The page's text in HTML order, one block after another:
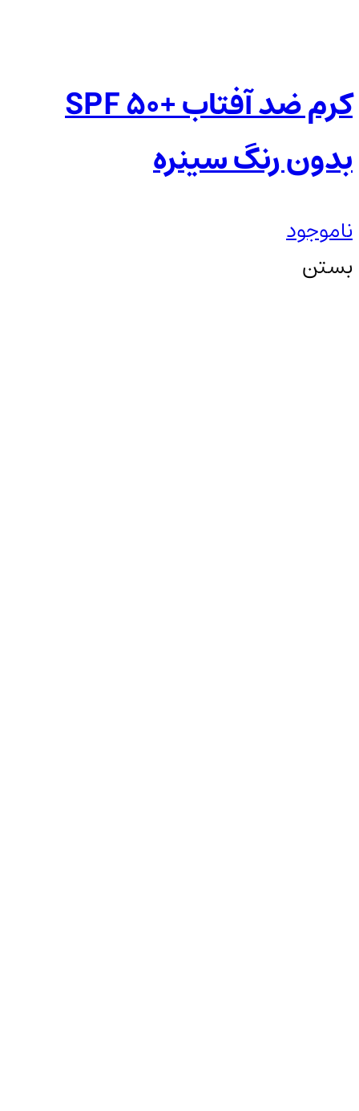
کرم ضد آفتاب +SPF 50
بدون رنگ سینره
ناموجود
بستن